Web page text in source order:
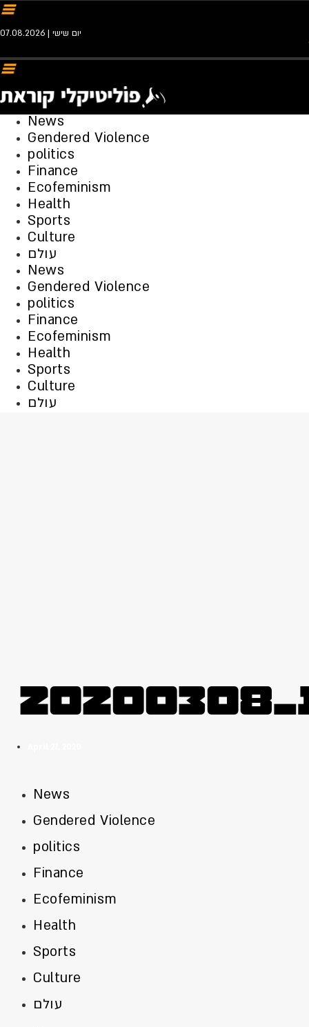
יום שישי | 07.08.2026
News
Gendered Violence
politics
Finance
Ecofeminism
Health
Sports
Culture
עולם
News
Gendered Violence
politics
Finance
Ecofeminism
Health
Sports
Culture
עולם
News
Gendered Violence
politics
Finance
Ecofeminism
Health
Sports
Culture
עולם